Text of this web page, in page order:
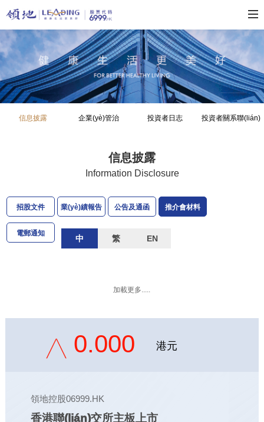
信息披露 企業(yè)管治 投資者日志 投資者關系聯(lián)
信息披露
Information Disclosure
招股文件 業(yè)績報告 公告及通函 推介會材料
電郵通知
中 繁 EN
加載更多.....
0.000 港元
領地控股06999.HK
香港聯(lián)交所主板上市